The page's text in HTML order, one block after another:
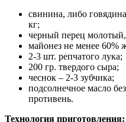
свинина, либо
кг;
черный перец молотый,
майонез не менее 60%
2-3 шт. репчатого лука;
200 гр. твердого сыра;
чеснок – 2-3 зубчика;
подсолнечное масло
противень.
Технология приготовления: